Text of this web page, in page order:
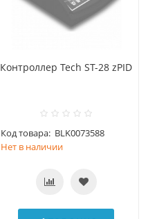
Контроллер Tech ST-28 zPID
Код товара: BLK0073588
Нет в наличии